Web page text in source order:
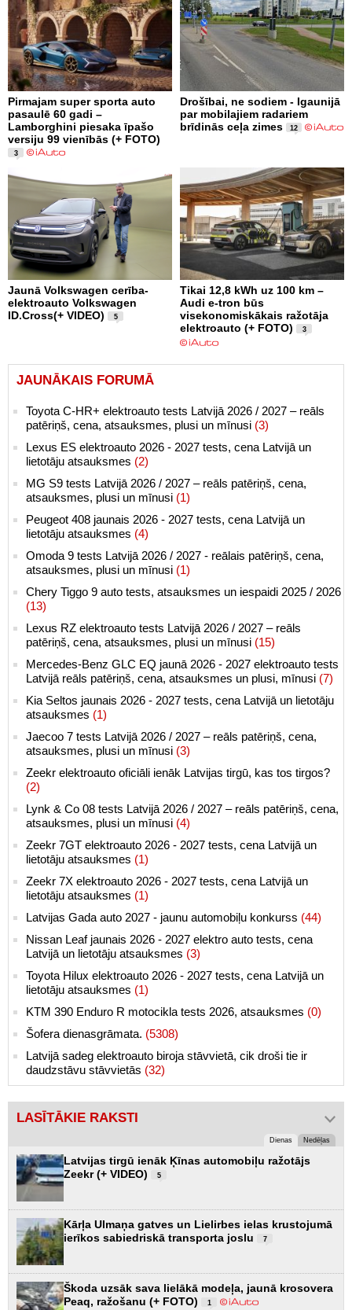
Pirmajam super sporta auto
pasaulē 60 gadi –
Lamborghini piesaka īpašo
versiju 99 vienībās (+ FOTO)
3
Drošībai, ne sodiem - Igaunijā
par mobilajiem radariem
brīdinās ceļa zimes
12
Jaunā Volkswagen cerība-
elektroauto Volkswagen
ID.Cross(+ VIDEO)
5
Tikai 12,8 kWh uz 100 km –
Audi e-tron būs
visekonomiskākais ražotāja
elektroauto (+ FOTO)
3
JAUNĀKAIS FORUMĀ
Toyota C-HR+ elektroauto tests Latvijā 2026 / 2027 – reāls
patēriņš, cena, atsauksmes, plusi un mīnusi (3)
Lexus ES elektroauto 2026 - 2027 tests, cena Latvijā un
lietotāju atsauksmes (2)
MG S9 tests Latvijā 2026 / 2027 – reāls patēriņš, cena,
atsauksmes, plusi un mīnusi (1)
Peugeot 408 jaunais 2026 - 2027 tests, cena Latvijā un
lietotāju atsauksmes (4)
Omoda 9 tests Latvijā 2026 / 2027 - reālais patēriņš, cena,
atsauksmes, plusi un mīnusi (1)
Chery Tiggo 9 auto tests, atsauksmes un iespaidi 2025 / 2026
(13)
Lexus RZ elektroauto tests Latvijā 2026 / 2027 – reāls
patēriņš, cena, atsauksmes, plusi un mīnusi (15)
Mercedes-Benz GLC EQ jaunā 2026 - 2027 elektroauto tests
Latvijā reāls patēriņš, cena, atsauksmes un plusi, mīnusi (7)
Kia Seltos jaunais 2026 - 2027 tests, cena Latvijā un lietotāju
atsauksmes (1)
Jaecoo 7 tests Latvijā 2026 / 2027 – reāls patēriņš, cena,
atsauksmes, plusi un mīnusi (3)
Zeekr elektroauto oficiāli ienāk Latvijas tirgū, kas tos tirgos?
(2)
Lynk & Co 08 tests Latvijā 2026 / 2027 – reāls patēriņš, cena,
atsauksmes, plusi un mīnusi (4)
Zeekr 7GT elektroauto 2026 - 2027 tests, cena Latvijā un
lietotāju atsauksmes (1)
Zeekr 7X elektroauto 2026 - 2027 tests, cena Latvijā un
lietotāju atsauksmes (1)
Latvijas Gada auto 2027 - jaunu automobiļu konkurss (44)
Nissan Leaf jaunais 2026 - 2027 elektro auto tests, cena
Latvijā un lietotāju atsauksmes (3)
Toyota Hilux elektroauto 2026 - 2027 tests, cena Latvijā un
lietotāju atsauksmes (1)
KTM 390 Enduro R motocikla tests 2026, atsauksmes (0)
Šofera dienasgrāmata. (5308)
Latvijā sadeg elektroauto biroja stāvvietā, cik droši tie ir
daudzstāvu stāvvietās (32)
LASĪTĀKIE RAKSTI
Dienas Nedēļas
Latvijas tirgū ienāk Ķīnas automobiļu ražotājs
Zeekr (+ VIDEO)
5
Kārļa Ulmaņa gatves un Lielirbes ielas krustojumā
ierīkos sabiedriskā transporta joslu
7
Škoda uzsāk sava lielākā modeļa, jaunā krosovera
Peaq, ražošanu (+ FOTO)
1